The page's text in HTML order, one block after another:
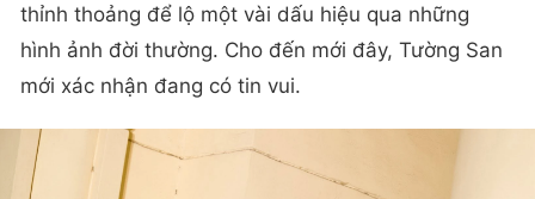
thỉnh thoảng để lộ một vài dấu hiệu qua những
hình ảnh đời thường. Cho đến mới đây, Tường San
mới xác nhận đang có tin vui.